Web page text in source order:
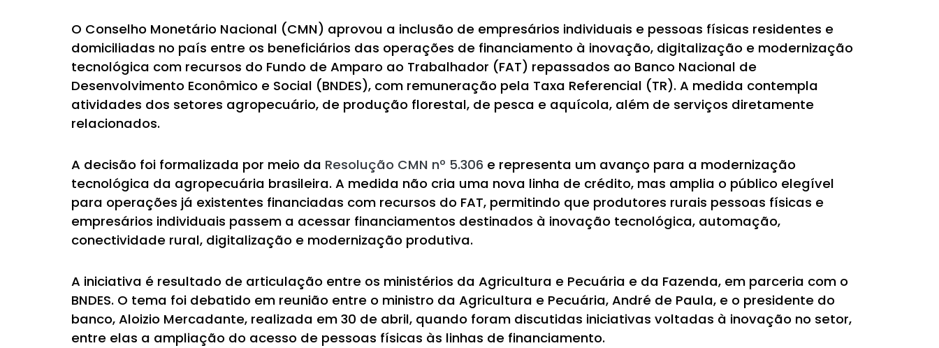
O Conselho Monetário Nacional (CMN) aprovou a inclusão de empresários individuais e pessoas físicas residentes e
domiciliadas no país entre os beneficiários das operações de financiamento à inovação, digitalização e modernização
tecnológica com recursos do Fundo de Amparo ao Trabalhador (FAT) repassados ao Banco Nacional de
Desenvolvimento Econômico e Social (BNDES), com remuneração pela Taxa Referencial (TR). A medida contempla
atividades dos setores agropecuário, de produção florestal, de pesca e aquícola, além de serviços diretamente
relacionados.
A decisão foi formalizada por meio da Resolução CMN nº 5.306 e representa um avanço para a modernização
tecnológica da agropecuária brasileira. A medida não cria uma nova linha de crédito, mas amplia o público elegível
para operações já existentes financiadas com recursos do FAT, permitindo que produtores rurais pessoas físicas e
empresários individuais passem a acessar financiamentos destinados à inovação tecnológica, automação,
conectividade rural, digitalização e modernização produtiva.
A iniciativa é resultado de articulação entre os ministérios da Agricultura e Pecuária e da Fazenda, em parceria com o
BNDES. O tema foi debatido em reunião entre o ministro da Agricultura e Pecuária, André de Paula, e o presidente do
banco, Aloizio Mercadante, realizada em 30 de abril, quando foram discutidas iniciativas voltadas à inovação no setor,
entre elas a ampliação do acesso de pessoas físicas às linhas de financiamento.